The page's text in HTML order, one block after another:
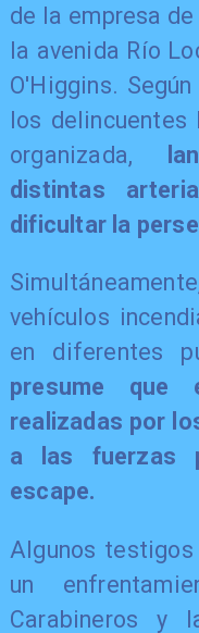
de la empresa
la avenida Río
O'Higgins.
los delincuentes
organizada,
distintas
dificultar la
vehículos
en diferentes
presume que
realizadas por
a las fuerzas
escape.
Algunos
un
Carabineros y